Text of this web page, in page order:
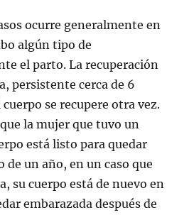
ocurre generalmente en
algún tipo de
el parto. La recuperación
persistente cerca de 6
se recupere otra vez.
la mujer que tuvo un
está listo para quedar
de un año, en un caso que
su cuerpo está de nuevo en
embarazada después de